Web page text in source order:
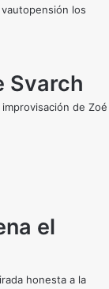
los
Svarch
de Zoé
el
honesta a la